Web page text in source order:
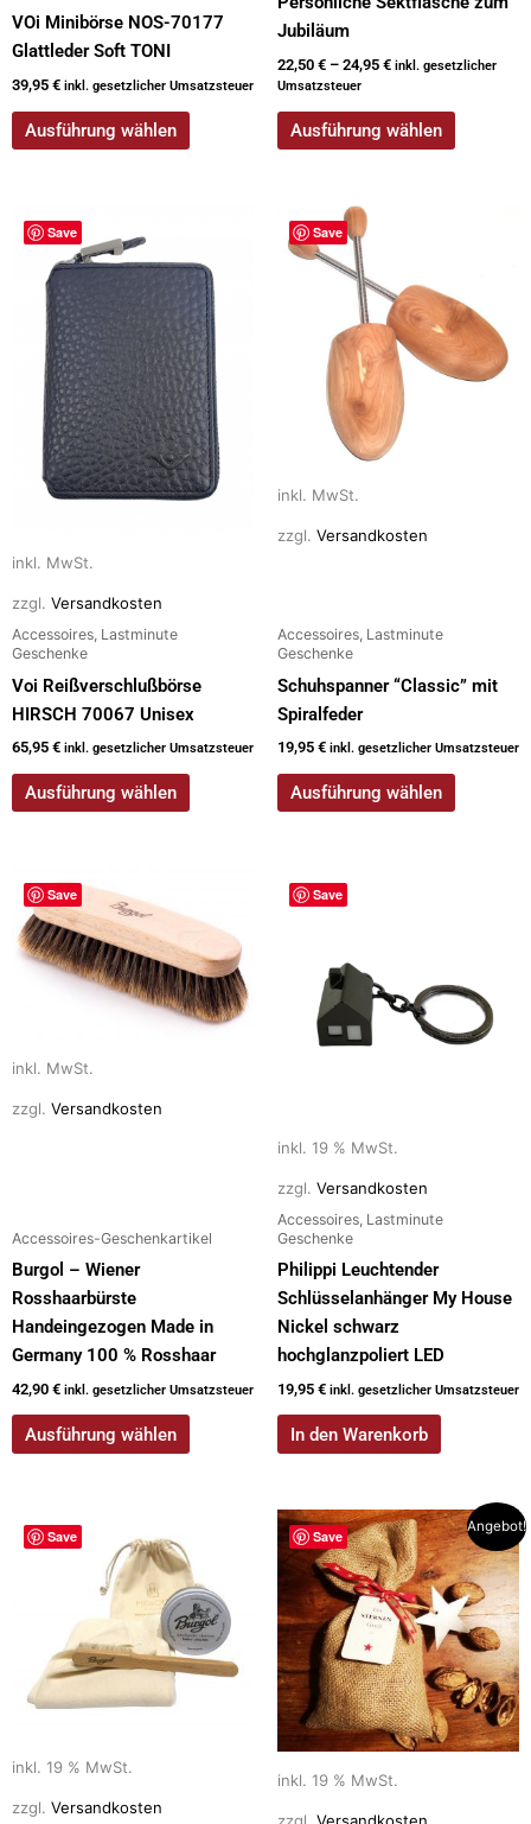
VOi Minibörse NOS-70177
Glattleder Soft TONI
39,95 € inkl. gesetzlicher Umsatzsteuer
Ausführung wählen
Jubiläum
22,50 € – 24,95 € inkl. gesetzlicher
Umsatzsteuer
Ausführung wählen
Save
inkl. MwSt.
zzgl. Versandkosten
Accessoires, Lastminute
Geschenke
Voi Reißverschlußbörse
HIRSCH 70067 Unisex
65,95 € inkl. gesetzlicher Umsatzsteuer
Ausführung wählen
Dieses
Produkt
weist
mehrere
Varianten
Optionen
können
gewählt
Save
inkl. MwSt.
zzgl. Versandkosten
Accessoires, Lastminute
Geschenke
Schuhspanner “Classic” mit
Spiralfeder
19,95 € inkl. gesetzlicher Umsatzsteuer
Ausführung wählen
Dieses
Produkt
Varianten
Optionen
der
Produktseite
Save
inkl. MwSt.
zzgl. Versandkosten
Accessoires-Geschenkartikel
Burgol – Wiener
Rosshaarbürste
Handeingezogen Made in
Germany 100 % Rosshaar
42,90 € inkl. gesetzlicher Umsatzsteuer
Ausführung wählen
Dieses
Produkt
weist
mehrere
Optionen
können
Save
inkl. 19 % MwSt.
zzgl. Versandkosten
Accessoires, Lastminute
Geschenke
Philippi Leuchtender
Schlüsselanhänger My House
Nickel schwarz
hochglanzpoliert LED
19,95 € inkl. gesetzlicher Umsatzsteuer
In den Warenkorb
Save
inkl. 19 % MwSt.
zzgl. Versandkosten
Save
Angebot!
inkl. 19 % MwSt.
Ursprünglicher
Preis
war:
36,50 €
Aktueller
Preis
ist:
25,00 €.